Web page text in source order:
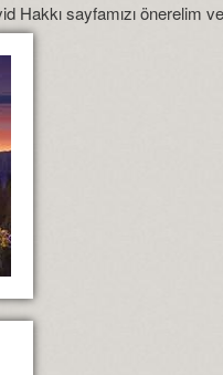
önerelim ve